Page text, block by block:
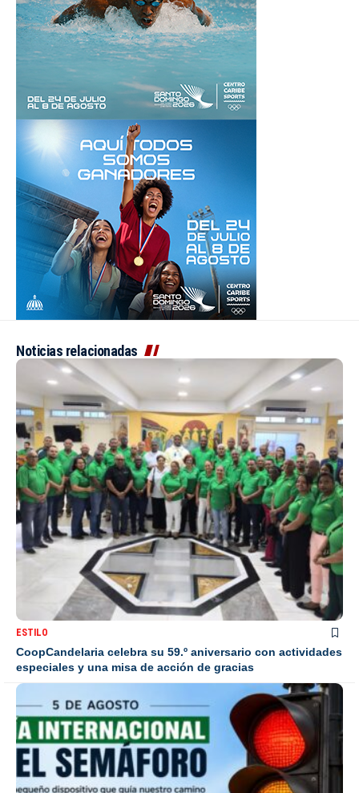
Noticias relacionadas
ESTILO
CoopCandelaria celebra su 59.º aniversario con actividades
especiales y una misa de acción de gracias